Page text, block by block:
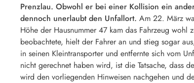
Prenzlau. Obwohl er bei einer Kollision ein
dennoch unerlaubt den Unfallort. Am 22. März
Höhe der Hausnummer 47 kam das Fahrzeug
beobachtete, hielt der Fahrer an und stieg sogar
in seinen Kleintransporter und entfernte sich vom
nicht gerechnet haben wird, ist die Tatsache, dass
wird den vorliegenden Hinweisen nachgehen und